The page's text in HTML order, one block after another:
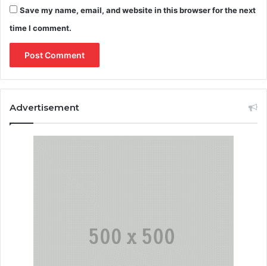
Save my name, email, and website in this browser for the next
time I comment.
Advertisement